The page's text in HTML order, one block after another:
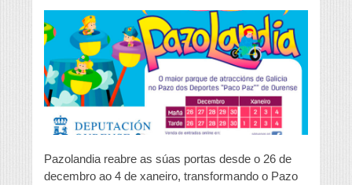
Paco
Paz
Pazolandia reabre as súas portas desde o 26 de
decembro ao 4 de xaneiro, transformando o Pazo